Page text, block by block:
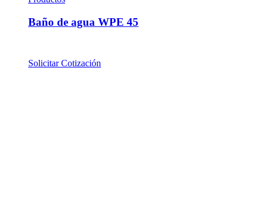
Baño de agua WPE 45
Solicitar Cotización